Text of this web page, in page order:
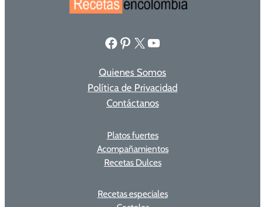
Facebook Pinterest X YouTube
Quienes Somos
Política de Privacidad
Contáctanos
Platos fuertes
Acompañamientos
Recetas Dulces
Recetas especiales